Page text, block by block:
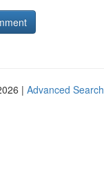
| Advanced Search